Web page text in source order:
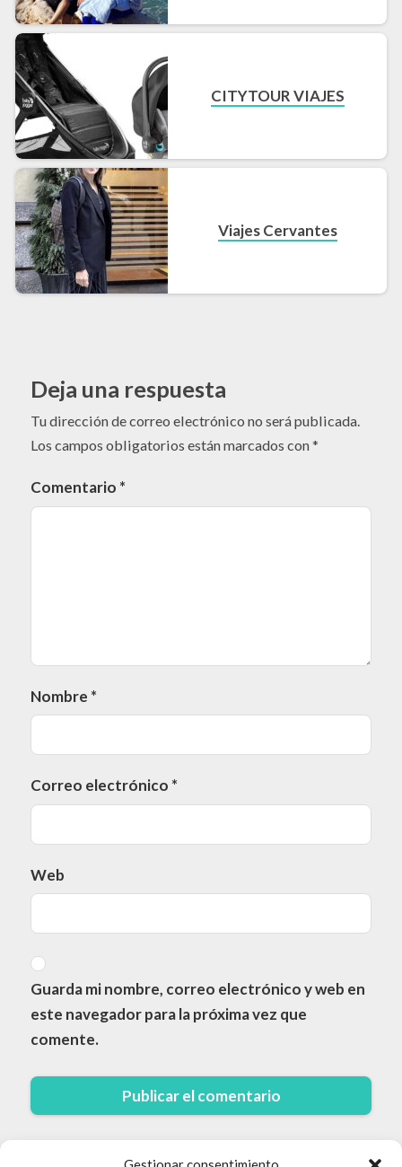
CITYTOUR VIAJES
Viajes Cervantes
Deja una respuesta
Tu dirección de correo electrónico no será publicada.
Los campos obligatorios están marcados con*
Comentario *
Nombre *
Correo electrónico *
Web
Guarda mi nombre, correo electrónico y web en
este navegador para la próxima vez que
comente.